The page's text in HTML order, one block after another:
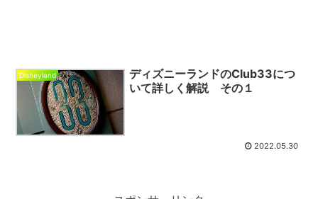
Disneyland
ディズニーランドのClub33につ
いて詳しく解説 その１
2022.05.30